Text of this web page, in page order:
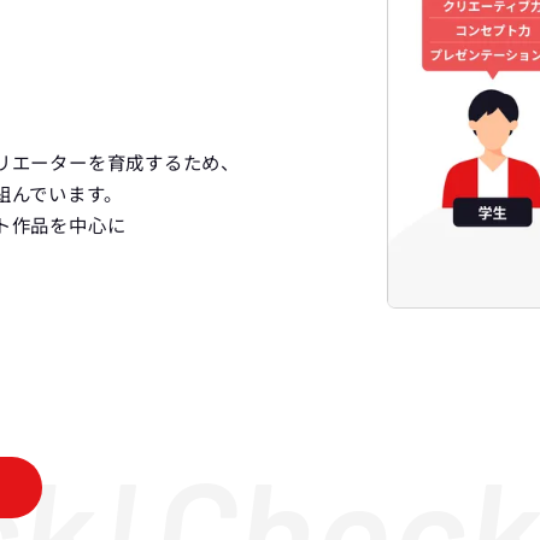
ーターを育成するため、
でいます。
作品を中心に